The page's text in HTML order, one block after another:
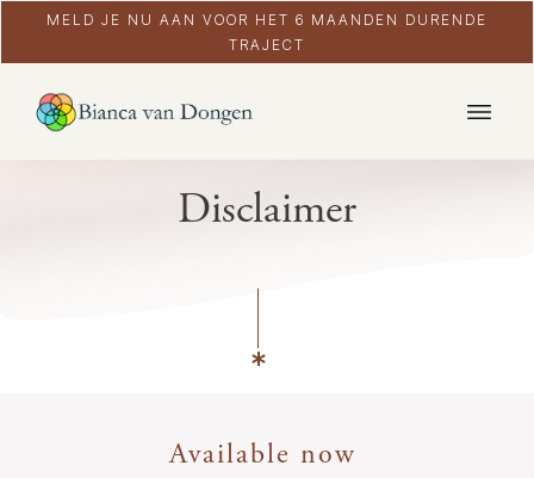
MELD JE NU AAN VOOR HET 6 MAANDEN DURENDE
TRAJECT
Disclaimer
Available now